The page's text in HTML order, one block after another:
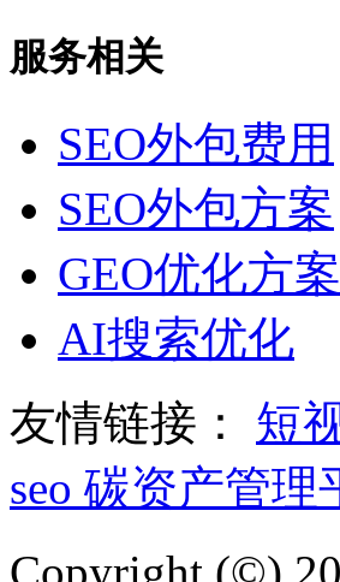
服务相关
SEO外包费用
SEO外包方案
GEO优化方案
AI搜索优化
友情链接： 短
seo 碳资产管理
Copyright (©)